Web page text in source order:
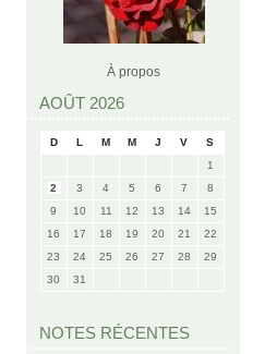
À propos
AOÛT 2026
D L M M J V
S
1
2
3 4 5 6 7
8
9
10 11 12 13 14
15
16
17 18 19 20 21
22
23
24 25 26 27 28
29
30
31
NOTES RÉCENTES